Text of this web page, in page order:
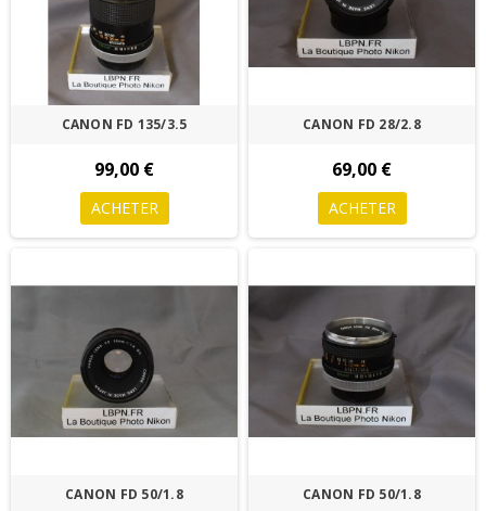
CANON FD 135/3.5
99,00 €
ACHETER
CANON FD 28/2.8
69,00 €
ACHETER
CANON FD 50/1.8 CANON FD 50/1.8